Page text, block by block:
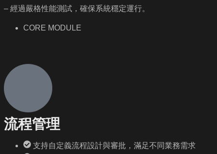
– 經過嚴格性能測試，確保系統穩定運行。
CORE MODULE
流程管理
支持自定義流程設計與審批，滿足不同業務需求